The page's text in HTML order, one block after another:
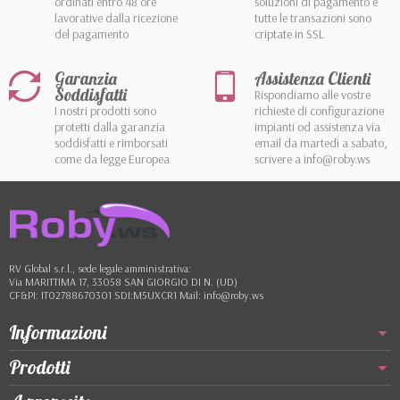
lavorative dalla ricezione
del pagamento
tutte le transazioni sono
criptate in SSL
Garanzia
Soddisfatti
I nostri prodotti sono
protetti dalla garanzia
soddisfatti e rimborsati
come da legge Europea
Assistenza Clienti
Rispondiamo alle vostre
richieste di configurazione
impianti od assistenza via
email da martedì a sabato,
scrivere a info@roby.ws
RV Global s.r.l., sede legale amministrativa:
Via MARITTIMA 17, 33058 SAN GIORGIO DI N. (UD)
CF&PI: IT02788670301 SDI:M5UXCR1 Mail: info@roby.ws
Informazioni
Prodotti